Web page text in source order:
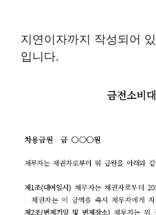
지연이자까지 작성되어
입니다.